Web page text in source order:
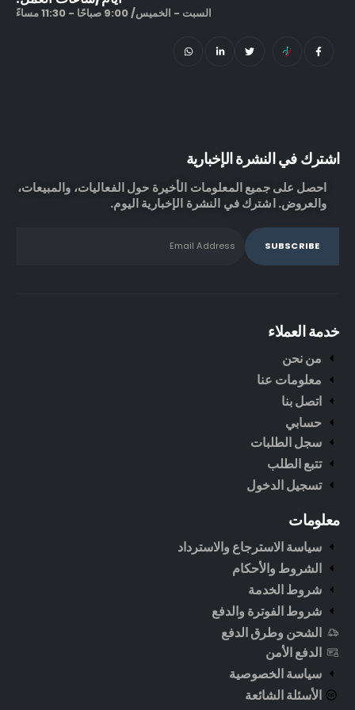
السبت - الخميس/ 9:00 صباحًا - 11:30 مساءً
اشترك في النشرة الإخبارية
احصل على جميع المعلومات الأخيرة حول الفعاليات، والمبيعات،
والعروض. اشترك في النشرة الإخبارية اليوم.
خدمة العملاء
من نحن
معلومات عنا
اتصل بنا
حسابي
سجل الطلبات
تتبع الطلب
تسجيل الدخول
معلومات
سياسة الاسترجاع والاسترداد
الشروط والأحكام
شروط الخدمة
شروط الفوترة والدفع
الشحن وطرق الدفع
الدفع الأمن
سياسة الخصوصية
الأسئلة الشائعة